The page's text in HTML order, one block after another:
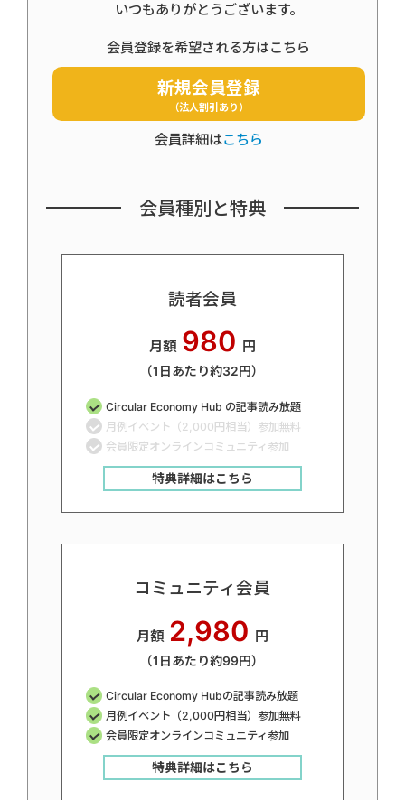
いつもありがとうございます。
会員登録を希望される方はこちら
新規会員登録
（法人割引あり）
会員詳細はこちら
会員種別と特典
読者会員
月額 980 円
（1日あたり約32円）
Circular Economy Hub の記事読み放題
月例イベント（2,000円相当）参加無料
会員限定オンラインコミュニティ参加
特典詳細はこちら
コミュニティ会員
月額 2,980 円
（1日あたり約99円）
Circular Economy Hubの記事読み放題
月例イベント（2,000円相当）参加無料
会員限定オンラインコミュニティ参加
特典詳細はこちら